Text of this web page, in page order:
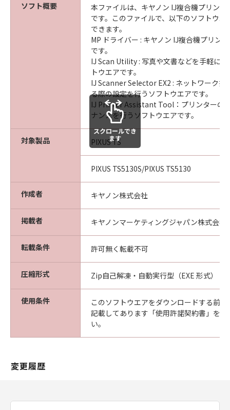
ソフト概要
本ファイルは、キヤノン IJ複合機プリン
です。このファイルで、以下のソフトウエ
できます。
MP ドライバー : キヤノン IJ複合機プリン
です。
IJ Scan Utility : 写真や文書などを手軽に
トウエアです。
IJ Scanner Selector EX2 : ネットワーク接
る際の設定を行うソフトウエアです。
IJ Printer Assistant Tool：プリンターの
ナンスを行うソフトウエアです。
対象製品 PIXUS TS
PIXUS TS5130S/PIXUS TS5130
作成者 キヤノン株式会社
掲載者 キヤノンマーケティングジャパン株式会社
転載条件 許可無く転載不可
圧縮形式 Zip自己解凍・自動実行型（EXE 形式）
使用条件
このソフトウエアをダウンロードする前
記載してあります「使用許諾契約書」を
い。
スクロールでき
ます
変更履歴